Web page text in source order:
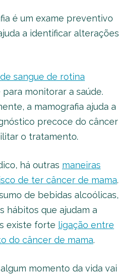
é um exame preventivo
a identificar alterações
sangue de rotina
monitorar a saúde.
a mamografia ajuda a
precoce do câncer
o tratamento.
há outras maneiras
de ter câncer de mama.
de bebidas alcoólicas,
hábitos que ajudam a
existe forte ligação entre
do câncer de mama.
momento da vida vai